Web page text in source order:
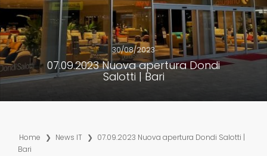
30/08/2023
07.09.2023 Nuova apertura Dondi
Salotti | Bari
Home ❯ News IT ❯ 07.09.2023 Nuova apertura Dondi Salotti |
Bari